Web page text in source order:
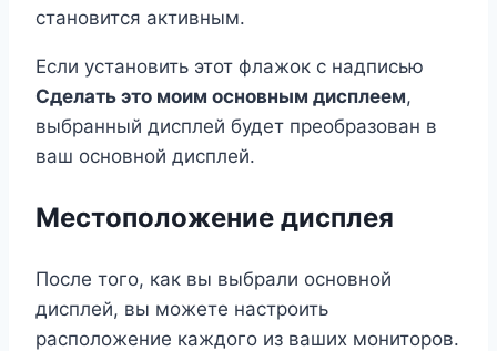
становится активным.
Если установить этот флажок с надписью
Сделать это моим основным дисплеем,
выбранный дисплей будет преобразован в
ваш основной дисплей.
Местоположение дисплея
После того, как вы выбрали основной
дисплей, вы можете настроить
расположение каждого из ваших мониторов.